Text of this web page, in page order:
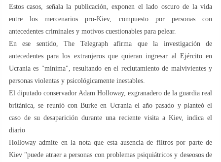
Estos casos, señala la publicación, exponen el lado oscuro de la vida
entre los mercenarios pro-Kiev, compuesto por personas con
antecedentes criminales y motivos cuestionables para pelear.
En ese sentido, The Telegraph afirma que la investigación de
antecedentes para los extranjeros que quieran ingresar al Ejército en
Ucrania es "mínima", resultando en el reclutamiento de malvivientes y
personas violentas y psicológicamente inestables.
El diputado conservador Adam Holloway, exgranadero de la guardia real
británica, se reunió con Burke en Ucrania el año pasado y planteó el
caso de su desaparición durante una reciente visita a Kiev, indica el
diario
Holloway admite en la nota que esta ausencia de filtros por parte de
Kiev "puede atraer a personas con problemas psiquiátricos y deseosos de